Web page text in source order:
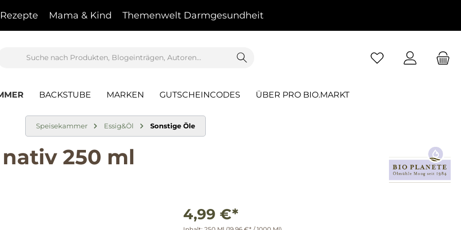
Rezepte Mama & Kind Themenwelt Darmgesundheit
BACKSTUBE MARKEN GUTSCHEINCODES ÜBER PRO BIO.MARKT
Speisekammer Essig&Öl Sonstige Öle
nativ 250 ml
4,99 €*